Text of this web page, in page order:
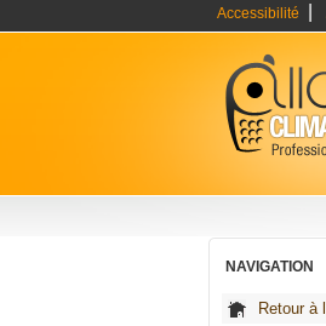
Accessibilité
NAVIGATION
Retour à